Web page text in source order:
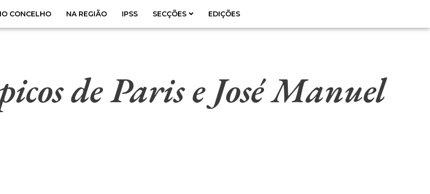
CONCELHO NA REGIÃO IPSS SECÇÕES EDIÇÕES
de Paris e José Manuel